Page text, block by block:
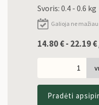
Svoris: 0.4 - 0.6 kg
Galioja ne mažiau
14.80 € - 22.19
Pradėti